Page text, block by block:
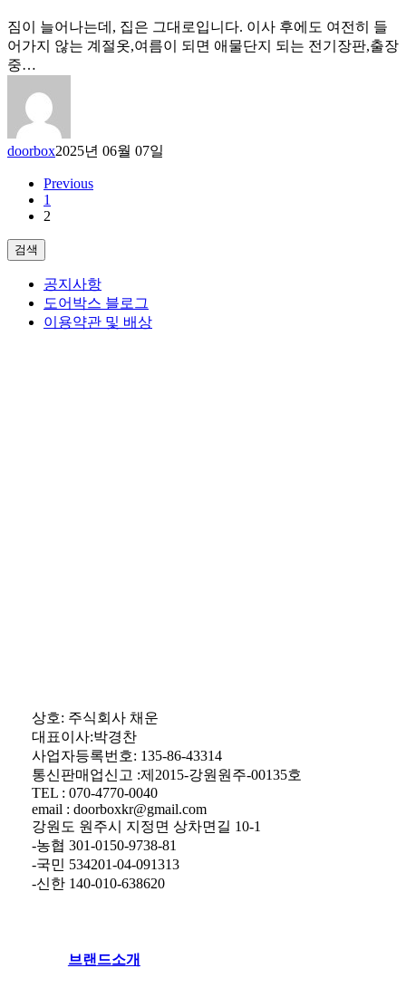
짐이 늘어나는데, 집은 그대로입니다. 이사 후에도 여전히 들
어가지 않는 계절옷,여름이 되면 애물단지 되는 전기장판,출장
중…
doorbox2025년 06월 07일
Previous
1
2
검
색
검색
공지사항
도어박스 블로그
이용약관 및 배상
상호: 주식회사 채운
대표이사:박경찬
사업자등록번호: 135-86-43314
통신판매업신고 :제2015-강원원주-00135호
TEL : 070-4770-0040
email : doorboxkr@gmail.com
강원도 원주시 지정면 상차면길 10-1
-농협 301-0150-9738-81
-국민 534201-04-091313
-신한 140-010-638620
브랜 드소개